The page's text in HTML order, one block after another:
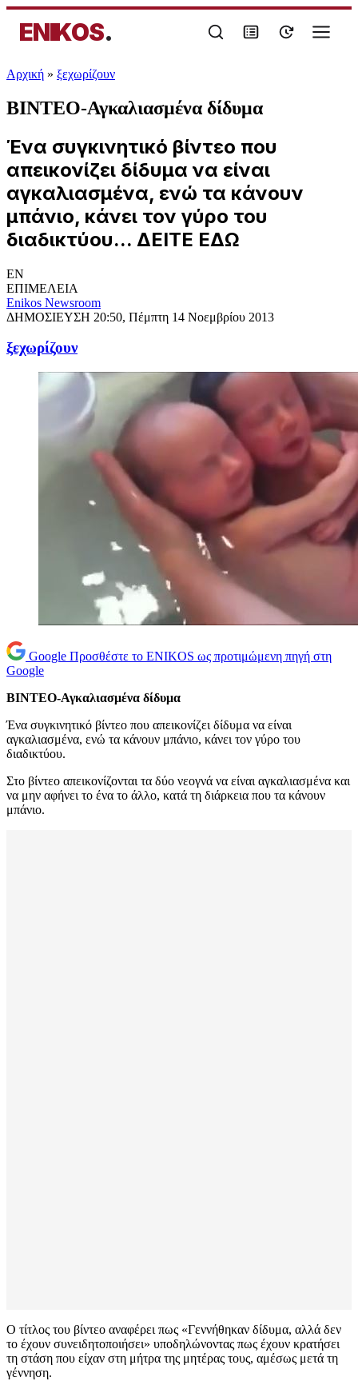
ENIKOS.
Αρχική » ξεχωρίζουν
ΒΙΝΤΕΟ-Αγκαλιασμένα δίδυμα
Ένα συγκινητικό βίντεο που
απεικονίζει δίδυμα να είναι
αγκαλιασμένα, ενώ τα κάνουν
μπάνιο, κάνει τον γύρο του
διαδικτύου... ΔΕΙΤΕ ΕΔΩ
EN
ΕΠΙΜΕΛΕΙΑ
Enikos Newsroom
ΔΗΜΟΣΙΕΥΣΗ 20:50, Πέμπτη 14 Νοεμβρίου 2013
ξεχωρίζουν
Google Προσθέστε το ENIKOS ως προτιμώμενη πηγή στη
Google
ΒΙΝΤΕΟ-Αγκαλιασμένα δίδυμα
Ένα συγκινητικό βίντεο που απεικονίζει δίδυμα να είναι
αγκαλιασμένα, ενώ τα κάνουν μπάνιο, κάνει τον γύρο του
διαδικτύου.
Στο βίντεο απεικονίζονται τα δύο νεογνά να είναι αγκαλιασμένα και
να μην αφήνει το ένα το άλλο, κατά τη διάρκεια που τα κάνουν
μπάνιο.
Ο τίτλος του βίντεο αναφέρει πως «Γεννήθηκαν δίδυμα, αλλά δεν
το έχουν συνειδητοποιήσει» υποδηλώνοντας πως έχουν κρατήσει
τη στάση που είχαν στη μήτρα της μητέρας τους, αμέσως μετά τη
γέννηση.